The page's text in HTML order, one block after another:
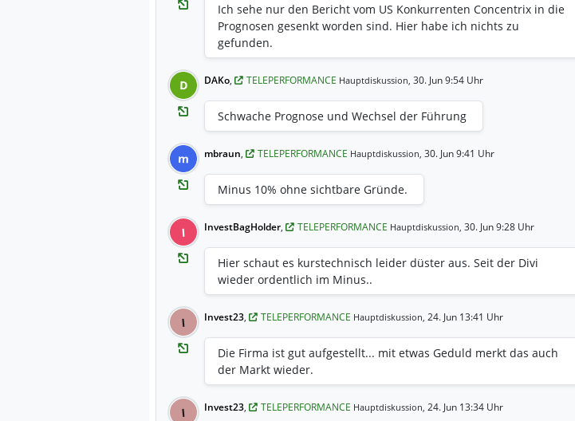
Ich sehe nur den Bericht vom US Konkurrenten Concentrix in die
Prognosen gesenkt worden sind. Hier habe ich nichts zu
gefunden.
D DAKo, TELEPERFORMANCE Hauptdiskussion, 30. Jun 9:54 Uhr
Schwache Prognose und Wechsel der Führung
m mbraun, TELEPERFORMANCE Hauptdiskussion, 30. Jun 9:41 Uhr
Minus 10% ohne sichtbare Gründe.
I InvestBagHolder, TELEPERFORMANCE Hauptdiskussion, 30. Jun 9:28 Uhr
Hier schaut es kurstechnisch leider düster aus. Seit der Divi
wieder ordentlich im Minus..
I Invest23, TELEPERFORMANCE Hauptdiskussion, 24. Jun 13:41 Uhr
Die Firma ist gut aufgestellt... mit etwas Geduld merkt das auch
der Markt wieder.
I Invest23, TELEPERFORMANCE Hauptdiskussion, 24. Jun 13:34 Uhr